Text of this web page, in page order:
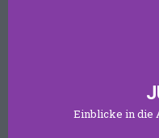
Einblicke in die